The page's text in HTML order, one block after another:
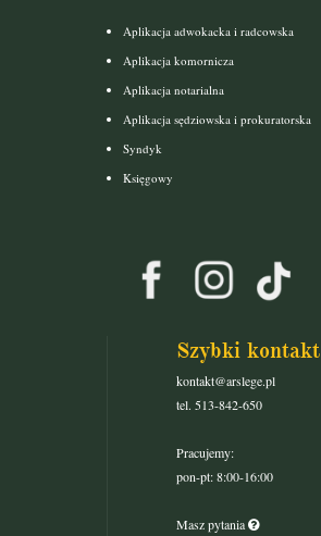
Aplikacja adwokacka i radcowska
Aplikacja komornicza
Aplikacja notarialna
Aplikacja sędziowska i prokuratorska
Syndyk
Księgowy
Szybki kontakt
kontakt@arslege.pl
tel. 513-842-650
Pracujemy:
pon-pt: 8:00-16:00
Masz pytania